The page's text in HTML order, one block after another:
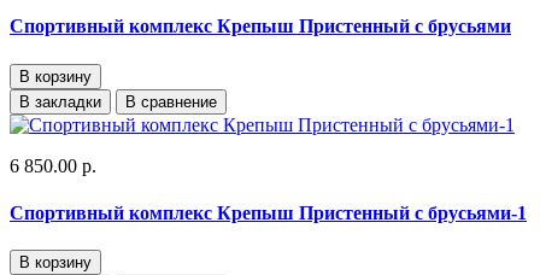
Спортивный комплекс Крепыш Пристенный с брусьями
В корзину
В закладки
В сравнение
6 850.00 р.
Спортивный комплекс Крепыш Пристенный с брусьями-1
В корзину